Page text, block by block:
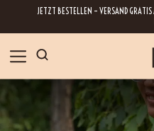
JETZT BESTELLEN – VERSAND
SHOP